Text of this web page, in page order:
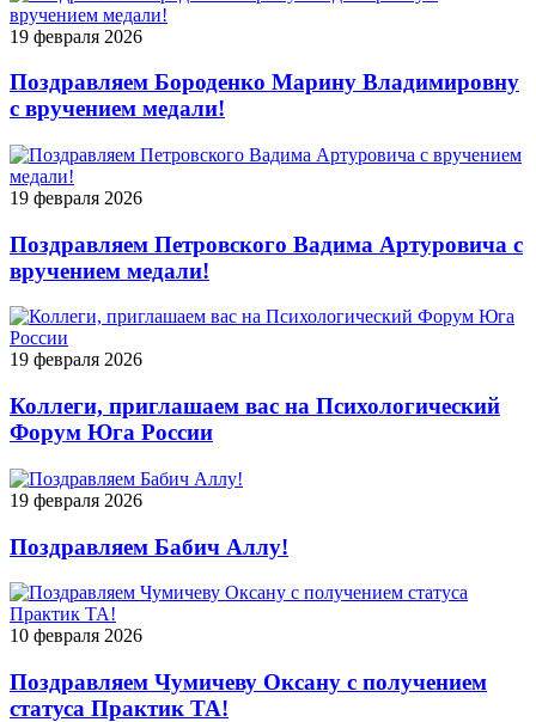
19 февраля 2026
Поздравляем Бороденко Марину Владимировну
с вручением медали!
19 февраля 2026
Поздравляем Петровского Вадима Артуровича с
вручением медали!
19 февраля 2026
Коллеги, приглашаем вас на Психологический
Форум Юга России
19 февраля 2026
Поздравляем Бабич Аллу!
10 февраля 2026
Поздравляем Чумичеву Оксану с получением
статуса Практик ТА!